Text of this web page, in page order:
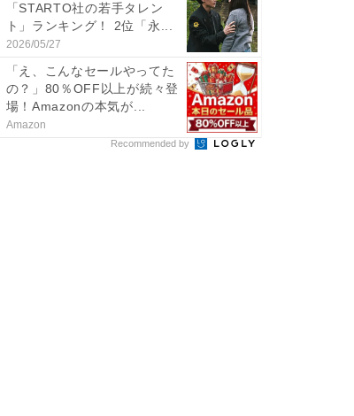
「STARTO社の若手タレン
ト」ランキング！ 2位「永...
2026/05/27
「え、こんなセールやってた
の？」80％OFF以上が続々登
場！Amazonの本気が...
Amazon
Recommended by